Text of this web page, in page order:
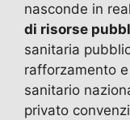
nasconde in
di risorse
sanitaria
rafforzamento
sanitario
privato